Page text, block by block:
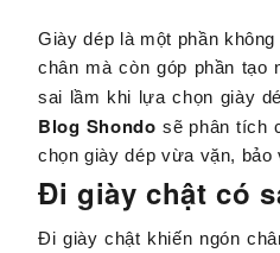
Giày dép là một phần
chân mà còn góp phần tạo
sai lầm khi lựa chọn giày
Blog Shondo sẽ phân tích
chọn giày dép vừa vặn,
Đi giày chật có
Đi giày chật khiến ngón